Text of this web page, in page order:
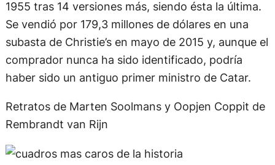
1955 tras 14 versiones más, siendo ésta la última.
Se vendió por 179,3 millones de dólares en una
subasta de Christie’s en mayo de 2015 y, aunque el
comprador nunca ha sido identificado, podría
haber sido un antiguo primer ministro de Catar.
Retratos de Marten Soolmans y Oopjen Coppit de
Rembrandt van Rijn